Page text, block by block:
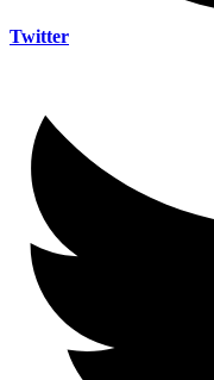
Twitter